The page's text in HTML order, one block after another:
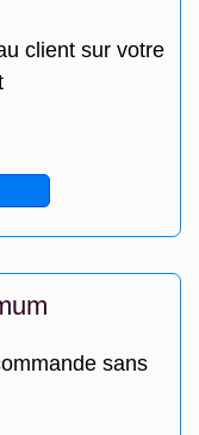
client sur votre
sans